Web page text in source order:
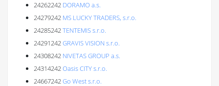
24262242 DORAMO a.s.
24279242 MS LUCKY TRADERS, s.r.o.
24285242TENTEMIS s.r.o.
24291242GRAVIS VISION s.r.o.
24308242 NIVETAS GROUP a.s.
24314242Oasis CITY s.r.o.
24667242Go West s.r.o.